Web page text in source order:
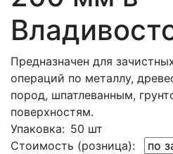
Предназначен для
операций по металлу,
пород, шпатлеванным,
поверхностям.
Упаковка: 50 шт
Стоимость (розница):